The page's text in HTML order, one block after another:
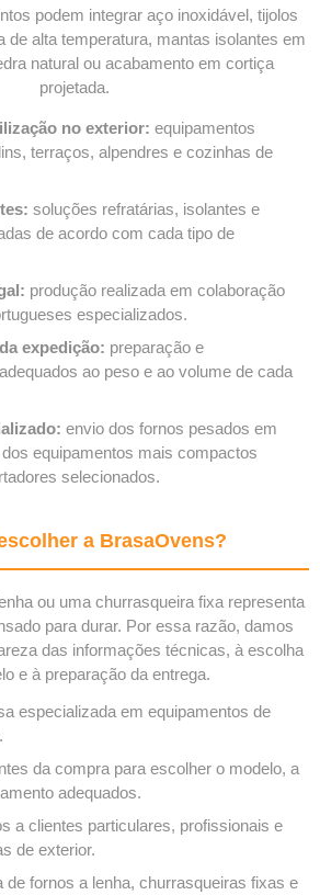
podem integrar aço inoxidável, tijolos
de alta temperatura, mantas isolantes em
natural ou acabamento em cortiça
projetada.
no exterior: equipamentos
terraços, alpendres e cozinhas de
soluções refratárias, isolantes e
de acordo com cada tipo de
produção realizada em colaboração
especializados.
expedição: preparação e
ao peso e ao volume de cada
envio dos fornos pesados em
equipamentos mais compactos
selecionados.
a BrasaOvens?
ou uma churrasqueira fixa representa
para durar. Por essa razão, damos
das informações técnicas, à escolha
e à preparação da entrega.
especializada em equipamentos de
da compra para escolher o modelo, a
adequados.
a clientes particulares, profissionais e
de exterior.
de fornos a lenha, churrasqueiras fixas e